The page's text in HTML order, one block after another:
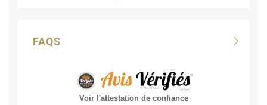
FAQS
Voir l'attestation de confiance